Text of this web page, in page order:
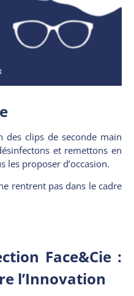
des clips de seconde main
et remettons en
les proposer d’occasion.
rentrent pas dans le cadre
Face&Cie :
l’Innovation